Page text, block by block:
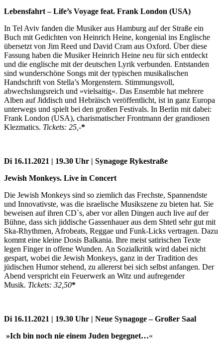
Lebensfahrt – Life’s Voyage feat. Frank London (USA)
In Tel Aviv fanden die Musiker aus Hamburg auf der Straße ein
Buch mit Gedichten von Heinrich Heine, kongenial ins Englische
übersetzt von Jim Reed und David Cram aus Oxford. Über diese
Fassung haben die Musiker Heinrich Heine neu für sich entdeckt
und die englische mit der deutschen Lyrik verbunden. Entstanden
sind wunderschöne Songs mit der typischen musikalischen
Handschrift von Stella’s Morgenstern. Stimmungsvoll,
abwechslungsreich und »vielsaitig«. Das Ensemble hat mehrere
Alben auf Jiddisch und Hebräisch veröffentlicht, ist in ganz Europa
unterwegs und spielt bei den großen Festivals. In Berlin mit dabei:
Frank London (USA), charismatischer Frontmann der grandiosen
Klezmatics. Tickets: 25,-*
Di 16.11.2021 | 19.30 Uhr | Synagoge Rykestraße
Jewish Monkeys. Live in Concert
Die Jewish Monkeys sind so ziemlich das Frechste, Spannendste
und Innovativste, was die israelische Musikszene zu bieten hat. Sie
beweisen auf ihren CD`s, aber vor allen Dingen auch live auf der
Bühne, dass sich jiddische Gassenhauer aus dem Shtetl sehr gut mit
Ska-Rhythmen, Afrobeats, Reggae und Funk-Licks vertragen. Dazu
kommt eine kleine Dosis Balkania. Ihre meist satirischen Texte
legen Finger in offene Wunden. An Sozialkritik wird dabei nicht
gespart, wobei die Jewish Monkeys, ganz in der Tradition des
jüdischen Humor stehend, zu allererst bei sich selbst anfangen. Der
Abend verspricht ein Feuerwerk an Witz und aufregender
Musik. Tickets: 32,50*
Di 16.11.2021 | 19.30 Uhr | Neue Synagoge – Großer Saal
»Ich bin noch nie einem Juden begegnet…«